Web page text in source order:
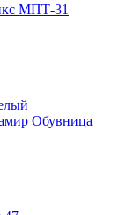
МПТ-31
Обувница